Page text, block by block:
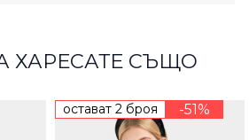
ХАРЕСАТЕ СЪЩО
остават 2 броя -51%